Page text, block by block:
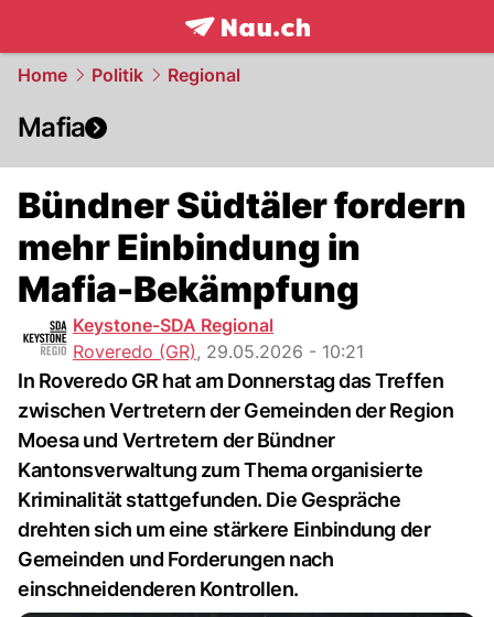
frontpage.NAU.ch
Home Politik Regional
Mafia
Bündner Südtäler fordern
mehr Einbindung in
Mafia-Bekämpfung
Keystone-SDA Regional
Roveredo (GR), 29.05.2026 - 10:21
In Roveredo GR hat am Donnerstag das Treffen
zwischen Vertretern der Gemeinden der Region
Moesa und Vertretern der Bündner
Kantonsverwaltung zum Thema organisierte
Kriminalität stattgefunden. Die Gespräche
drehten sich um eine stärkere Einbindung der
Gemeinden und Forderungen nach
einschneidenderen Kontrollen.